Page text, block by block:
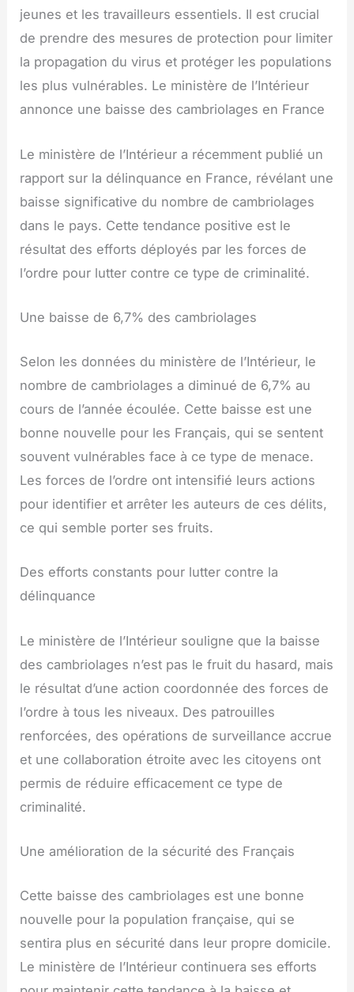
jeunes et les travailleurs essentiels. Il est crucial
de prendre des mesures de protection pour limiter
la propagation du virus et protéger les populations
les plus vulnérables. Le ministère de l’Intérieur
annonce une baisse des cambriolages en France
Le ministère de l’Intérieur a récemment publié un
rapport sur la délinquance en France, révélant une
baisse significative du nombre de cambriolages
dans le pays. Cette tendance positive est le
résultat des efforts déployés par les forces de
l’ordre pour lutter contre ce type de criminalité.
Une baisse de 6,7% des cambriolages
Selon les données du ministère de l’Intérieur, le
nombre de cambriolages a diminué de 6,7% au
cours de l’année écoulée. Cette baisse est une
bonne nouvelle pour les Français, qui se sentent
souvent vulnérables face à ce type de menace.
Les forces de l’ordre ont intensifié leurs actions
pour identifier et arrêter les auteurs de ces délits,
ce qui semble porter ses fruits.
Des efforts constants pour lutter contre la
délinquance
Le ministère de l’Intérieur souligne que la baisse
des cambriolages n’est pas le fruit du hasard, mais
le résultat d’une action coordonnée des forces de
l’ordre à tous les niveaux. Des patrouilles
renforcées, des opérations de surveillance accrue
et une collaboration étroite avec les citoyens ont
permis de réduire efficacement ce type de
criminalité.
Une amélioration de la sécurité des Français
Cette baisse des cambriolages est une bonne
nouvelle pour la population française, qui se
sentira plus en sécurité dans leur propre domicile.
Le ministère de l’Intérieur continuera ses efforts